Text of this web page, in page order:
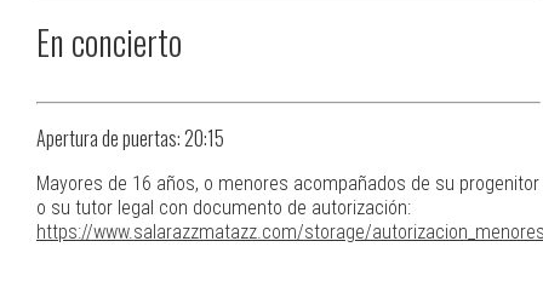
En concierto
Apertura de puertas: 20:15
Mayores de 16 años, o menores acompañados de su progenitor
o su tutor legal con documento de autorización:
https://www.salarazzmatazz.com/storage/